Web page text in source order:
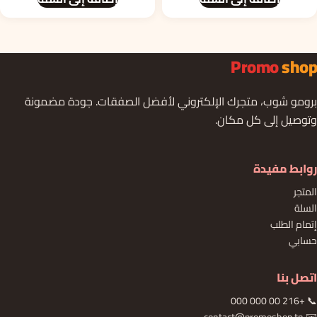
2686.000د.ت.
2238.000د.ت.
732.000د.ت.
Promoshop
برومو شوب، متجرك الإلكتروني لأفضل الصفقات. جودة مضمونة
وتوصيل إلى كل مكان.
روابط مفيدة
المتجر
السلة
إتمام الطلب
حسابي
اتصل بنا
📞 +216 00 000 000